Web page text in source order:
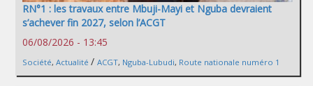
RN°1 : les travaux entre Mbuji-Mayi et Nguba devraient
s’achever fin 2027, selon l’ACGT
06/08/2026 - 13:45
Société, Actualité / ACGT, Nguba-Lubudi, Route nationale numéro 1